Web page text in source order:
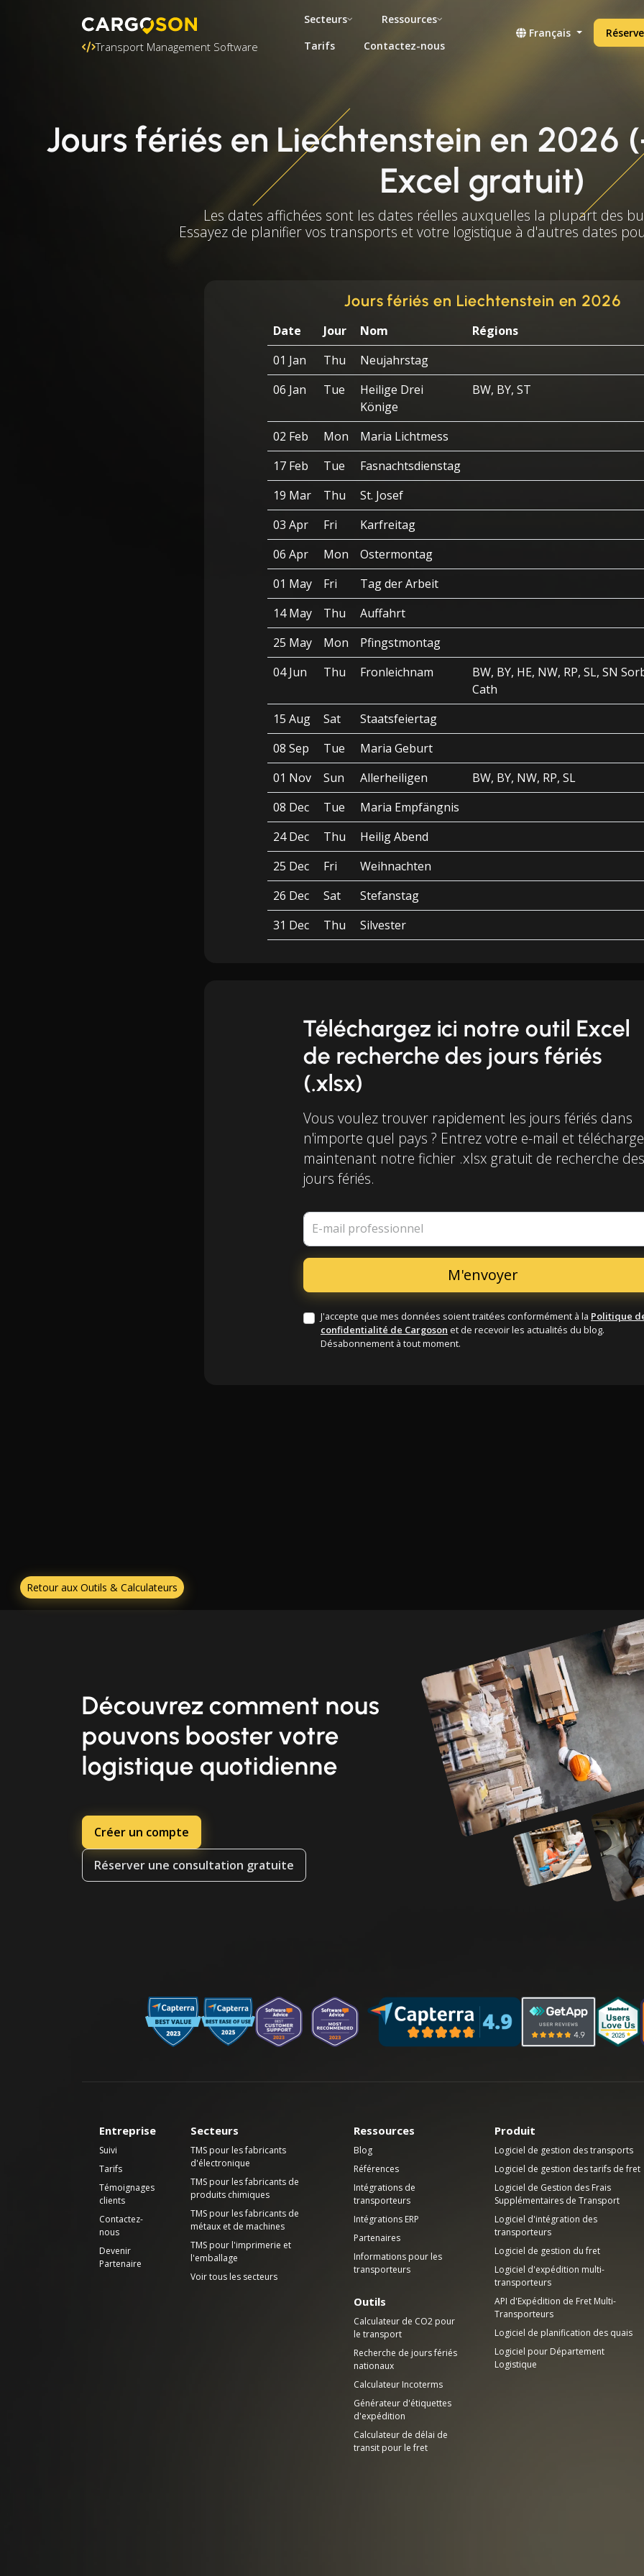
Transport Management Software
Secteurs
Ressources
Tarifs
Contactez-nous
Français
Jours fériés en Liechtenstein en 2026
Excel gratuit)
Les dates affichées sont les dates réelles auxquelles la plupart des
Essayez de planifier vos transports et votre logistique à d'autres dates
Jours fériés en Liechtenstein en 2026
Date Jour Nom
Régions
01 Jan
Thu
Neujahrstag
06 Jan
Tue
Heilige Drei
Könige
BW, BY, ST
02 Feb Mon
Maria Lichtmess
17 Feb
Tue
Fasnachtsdienstag
19 Mar
Thu
St. Josef
03 Apr
Fri
Karfreitag
06 Apr
Mon
Ostermontag
01 May
Fri
Tag der Arbeit
14 May
Thu
Auffahrt
25 May
Mon
Pfingstmontag
04 Jun
Thu Fronleichnam
BW, BY, HE, NW, RP, SL, SN
Cath
15 Aug
Sat
Staatsfeiertag
08 Sep
Tue
Maria Geburt
01 Nov
Sun Allerheiligen
BW, BY, NW, RP, SL
08 Dec
Tue
Maria Empfängnis
24 Dec
Thu
Heilig Abend
25 Dec
Fri
Weihnachten
26 Dec
Sat
Stefanstag
31 Dec
Thu Silvester
Téléchargez ici notre outil Excel
de recherche des jours fériés
(.xlsx)
Vous voulez trouver rapidement les jours fériés dans
n'importe quel pays ? Entrez votre e-mail et
maintenant notre fichier .xlsx gratuit de recherche des
jours fériés.
E-mail professionnel
J'accepte que mes données soient traitées conformément à la Politique
confidentialité de Cargoson et de recevoir les actualités du blog.
Désabonnement à tout moment.
Retour aux Outils & Calculateurs
Découvrez comment nous
pouvons booster votre
logistique quotidienne
Créer un compte
Réserver une consultation gratuite
Entreprise
Suivi
Tarifs
Témoignages
clients
Contactez-
nous
Devenir
Partenaire
Secteurs
TMS pour les fabricants
d'électronique
TMS pour les fabricants de
produits chimiques
TMS pour les fabricants de
métaux et de machines
TMS pour l'imprimerie et
l'emballage
Voir tous les secteurs
Ressources
Blog
Références
Intégrations de
transporteurs
Intégrations ERP
Partenaires
Informations pour les
transporteurs
Outils
Calculateur de CO2 pour
le transport
Recherche de jours fériés
nationaux
Calculateur Incoterms
Générateur d'étiquettes
d'expédition
Calculateur de délai de
transit pour le fret
Produit
Logiciel de gestion des transports
Logiciel de gestion des tarifs de fret
Logiciel de Gestion des Frais
Supplémentaires de Transport
Logiciel d'intégration des
transporteurs
Logiciel de gestion du fret
Logiciel d'expédition multi-
transporteurs
API d'Expédition de Fret Multi-
Transporteurs
Logiciel de planification des quais
Logiciel pour Département
Logistique